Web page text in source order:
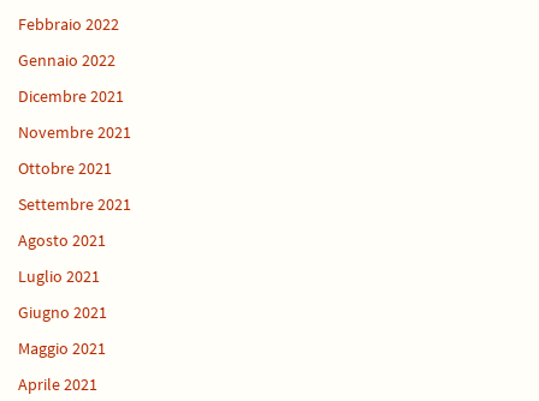
Febbraio 2022
Gennaio 2022
Dicembre 2021
Novembre 2021
Ottobre 2021
Settembre 2021
Agosto 2021
Luglio 2021
Giugno 2021
Maggio 2021
Aprile 2021